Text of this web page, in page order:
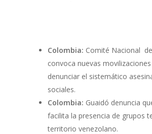
Colombia: Comité Nacional
convoca nuevas
denunciar el sistemático
sociales.
Colombia: Guaidó denuncia
facilita la presencia de grupos
territorio venezolano.